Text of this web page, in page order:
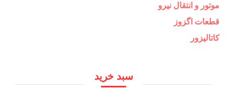
موتور و انتقال نیرو
قطعات اگزوز
کاتالیزور
سبد خرید